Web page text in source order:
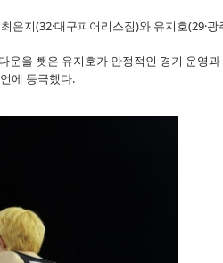
지(32·대구피어리스짐)와 유지호(29·
을 뺏은 유지호가 안정적인 경기 운영
에 등극했다.